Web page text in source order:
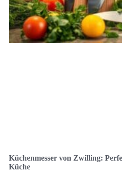
Küchenmesser von Zwilling:
Küche